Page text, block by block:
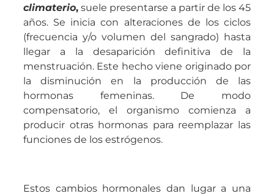
climaterio, suele presentarse a partir de los 45
años. Se inicia con alteraciones de los ciclos
(frecuencia y/o volumen del sangrado) hasta
llegar a la desaparición definitiva de la
menstruación. Este hecho viene originado por
la disminución en la producción de las
hormonas femeninas. De modo
compensatorio, el organismo comienza a
producir otras hormonas para reemplazar las
funciones de los estrógenos.
Estos cambios hormonales dan lugar a una